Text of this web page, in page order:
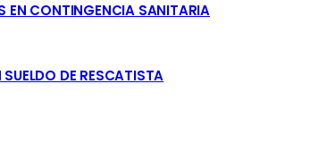
EN CONTINGENCIA SANITARIA
DE RESCATISTA